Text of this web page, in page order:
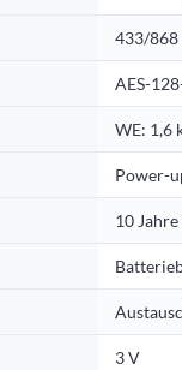
433/868
AES-
WE: 1,6
Power-
10
3 V